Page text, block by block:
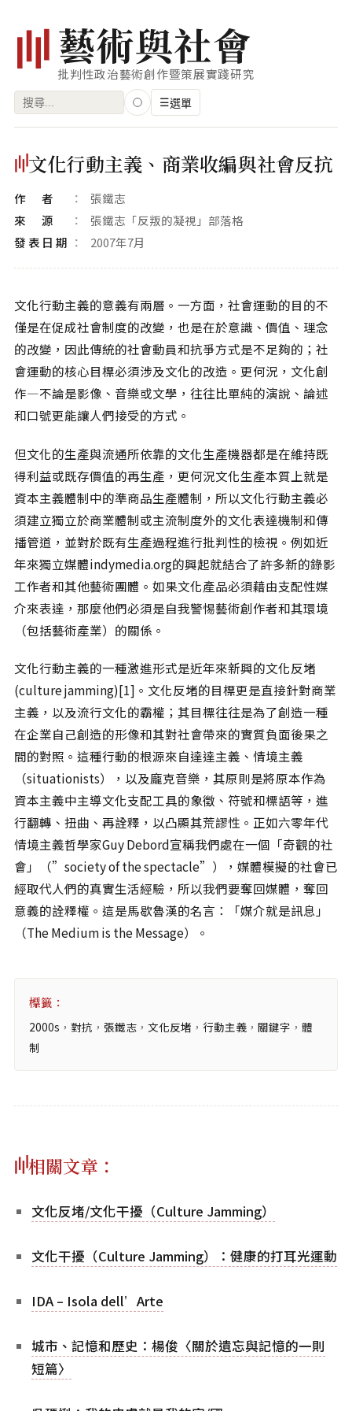
藝術與社會
批判性政治藝術創作暨策展實踐研究
搜
鍵
☰選單
專題
關鍵字
標籤雲
相關網站
關於
關於本站
團隊成員
出版品
文化行動主義、商業收編與社會反抗
作者
張鐵志
來源
張鐵志「反叛的凝視」部落格
發表日期
2007年7月
文化行動主義的意義有兩層。一方面，社會運動的目的不
僅是在促成社會制度的改變，也是在於意識、價值、理念
的改變，因此傳統的社會動員和抗爭方式是不足夠的；社
會運動的核心目標必須涉及文化的改造。更何況，文化創
作—不論是影像、音樂或文學，往往比單純的演說、論述
和口號更能讓人們接受的方式。
但文化的生產與流通所依靠的文化生產機器都是在維持既
得利益或既存價值的再生產，更何況文化生產本質上就是
資本主義體制中的準商品生產體制，所以文化行動主義必
須建立獨立於商業體制或主流制度外的文化表達機制和傳
播管道，並對於既有生產過程進行批判性的檢視。例如近
年來獨立媒體indymedia.org的興起就結合了許多新的錄影
工作者和其他藝術團體。如果文化產品必須藉由支配性媒
介來表達，那麼他們必須是自我警惕藝術創作者和其環境
（包括藝術產業）的關係。
文化行動主義的一種激進形式是近年來新興的文化反堵
(culture jamming)[1]。文化反堵的目標更是直接針對商業
主義，以及流行文化的霸權；其目標往往是為了創造一種
在企業自己創造的形像和其對社會帶來的實質負面後果之
間的對照。這種行動的根源來自達達主義、情境主義
（situationists），以及龐克音樂，其原則是將原本作為
資本主義中主導文化支配工具的象徵、符號和標語等，進
行翻轉、扭曲、再詮釋，以凸顯其荒謬性。正如六零年代
情境主義哲學家Guy Debord宣稱我們處在一個「奇觀的社
會」（”society of the spectacle”），媒體模擬的社會已
經取代人們的真實生活經驗，所以我們要奪回媒體，奪回
意義的詮釋權。這是馬歇魯漢的名言：「媒介就是訊息」
（The Medium is the Message）。
標籤：
2000s ， 對抗 ， 張鐵志 ， 文化反堵 ， 行動主義 ， 關鍵字 ， 體
制
相關文章：
文化反堵/文化干擾（Culture Jamming）
文化干擾（Culture Jamming）：健康的打耳光運動
IDA – Isola dell’Arte
城市、記憶和歷史：楊俊〈關於遺忘與記憶的一則
短篇〉